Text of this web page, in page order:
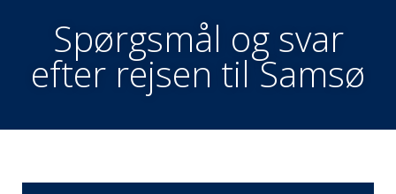
Spørgsmål og svar
efter rejsen til Samsø